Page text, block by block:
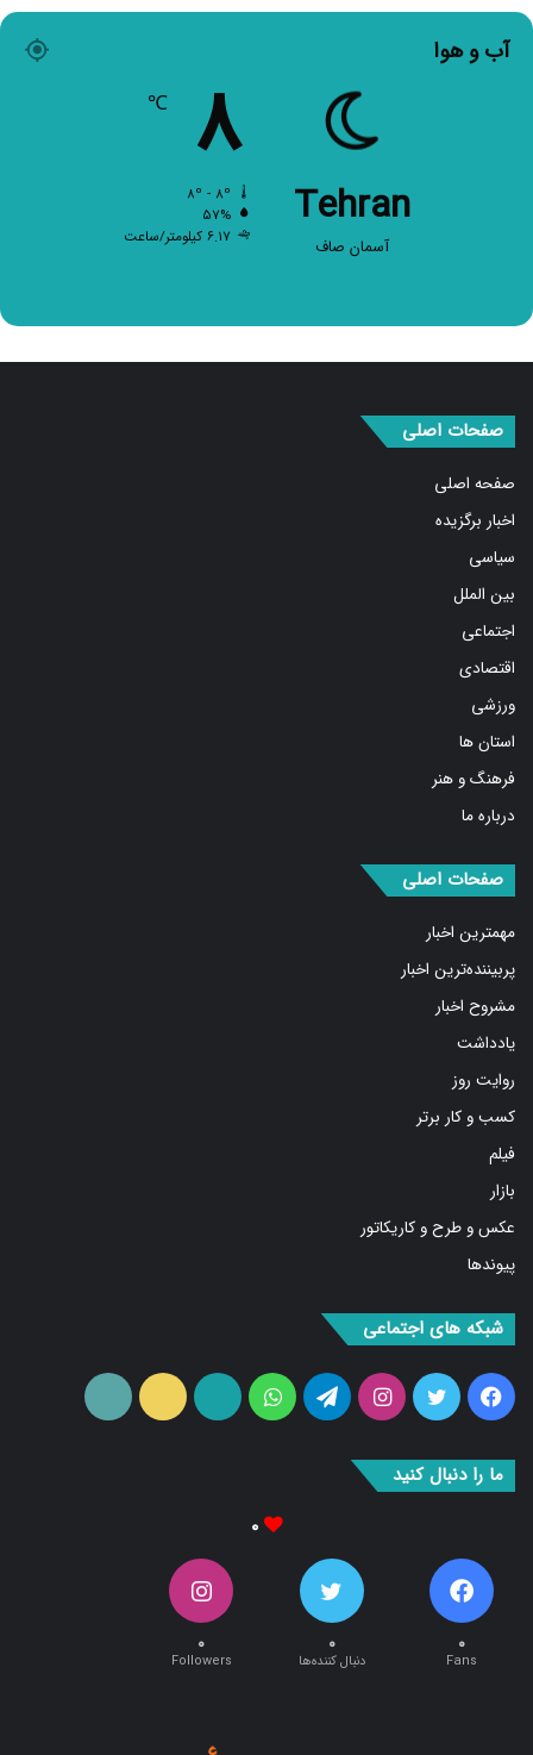
آب و هوا
Tehran
آسمان صاف
۸ ℃
۵۷%
۶.۱۷ کیلومتر/ساعت
صفحات اصلی
اخبار برگزیده
فرهنگ و هنر
صفحات اصلی
شبکه های اجتماعی
فیس
بوک
توییتراینستاگرام
تلگرامواتس
آپ
آپارات ایتا
ما را دنبال کنید
۰
Fans
۰
دنبال کننده‌ها
۰
Followers